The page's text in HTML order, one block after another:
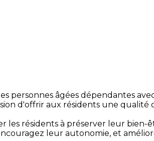
personnes âgées dépendantes
d'offrir aux résidents une qualité
les résidents à préserver leur bien-
leur autonomie, et